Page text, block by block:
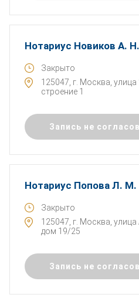
Нотариус Новиков А. Н.
Закрыто
125047, г. Москва,
строение 1
Запись не
Нотариус Попова Л. М.
Закрыто
125047, г. Москва,
дом 19/25
Запись не